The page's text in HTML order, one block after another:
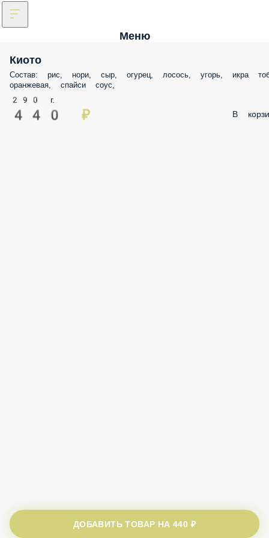
Меню
Киото
Состав: рис, нори, сыр, огурец, лосось, угорь, икра тобик оранжевая,
спайси соус,
290 г.
440 ₽ В
ДОБАВИТЬ ТОВАР НА440 ₽